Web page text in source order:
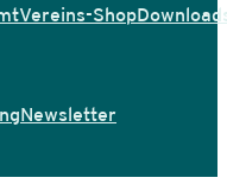
Vereins-Shop
Newsletter